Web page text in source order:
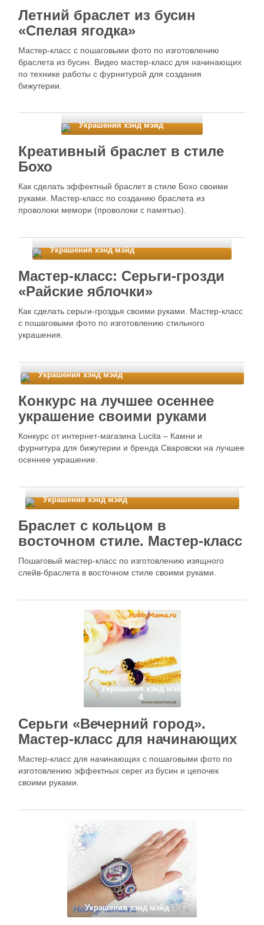
Летний браслет из бусин
«Спелая ягодка»
Мастер-класс с пошаговыми фото по изготовлению
браслета из бусин. Видео мастер-класс для начинающих
по технике работы с фурнитурой для создания
бижутерии.
Украшения хэнд мэйд
Креативный браслет в стиле
Бохо
Как сделать эффектный браслет в стиле Бохо своими
руками. Мастер-класс по созданию браслета из
проволоки мемори (проволоки с памятью).
Украшения хэнд мэйд
Мастер-класс: Серьги-грозди
«Райские яблочки»
Как сделать серьги-гроздья своими руками. Мастер-класс
с пошаговыми фото по изготовлению стильного
украшения.
Украшения хэнд мэйд
Конкурс на лучшее осеннее
украшение своими руками
Конкурс от интернет-магазина Lucita – Камни и
фурнитура для бижутерии и бренда Сваровски на лучшее
осеннее украшение.
Украшения хэнд мэйд
Браслет с кольцом в
восточном стиле. Мастер-класс
Пошаговый мастер-класс по изготовлению изящного
слейв-браслета в восточном стиле своими руками.
Украшения хэнд мэйд
4
Серьги «Вечерний город».
Мастер-класс для начинающих
Мастер-класс для начинающих с пошаговыми фото по
изготовлению эффектных серег из бусин и цепочек
своими руками.
Украшения хэнд мэйд